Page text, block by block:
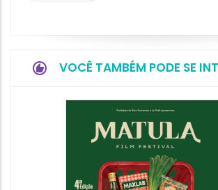
VOCÊ TAMBÉM PODE SE